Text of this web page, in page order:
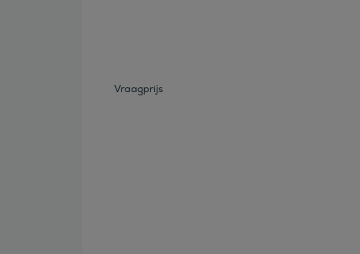
Vraagprijs